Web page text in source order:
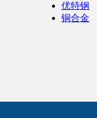
优特钢
铜合金